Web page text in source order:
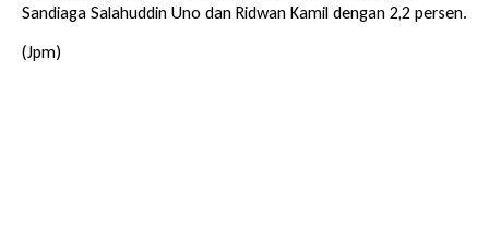
Sandiaga Salahuddin Uno dan Ridwan Kamil dengan 2,2 persen.
(Jpm)